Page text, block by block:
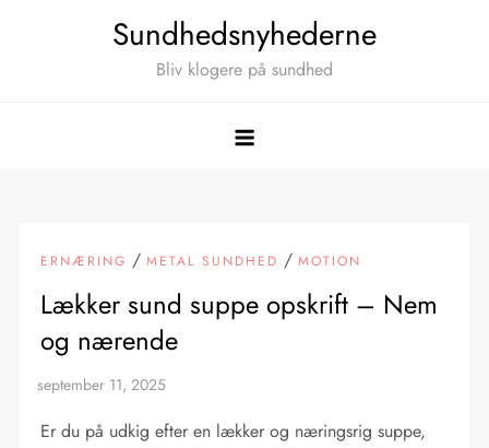
Sundhedsnyhederne
Bliv klogere på sundhed
ERNÆRING /METAL SUNDHED /MOTION
Lækker sund suppe opskrift – Nem
og nærende
Er du på udkig efter en lækker og næringsrig suppe,